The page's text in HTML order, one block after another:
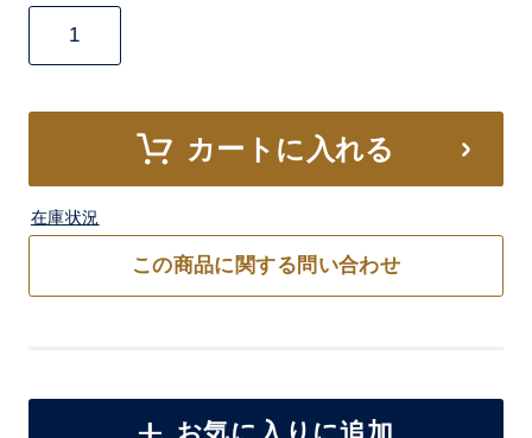
カートに入れる
在庫状況
この商品に関する問い合わせ